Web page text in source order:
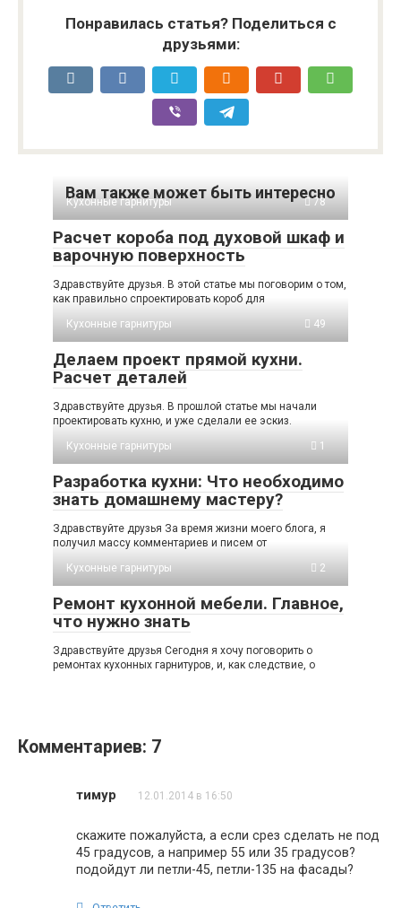
Понравилась статья? Поделиться с
друзьями:
Вам также может быть интересно
Кухонные гарнитуры 78
Расчет короба под духовой шкаф и
варочную поверхность
Здравствуйте друзья. В этой статье мы поговорим о том,
как правильно спроектировать короб для
Кухонные гарнитуры
49
Делаем проект прямой кухни.
Расчет деталей
Здравствуйте друзья. В прошлой статье мы начали
проектировать кухню, и уже сделали ее эскиз.
Кухонные гарнитуры
1
Разработка кухни: Что необходимо
знать домашнему мастеру?
Здравствуйте друзья За время жизни моего блога, я
получил массу комментариев и писем от
Кухонные гарнитуры
2
Ремонт кухонной мебели. Главное,
что нужно знать
Здравствуйте друзья Сегодня я хочу поговорить о
ремонтах кухонных гарнитуров, и, как следствие, о
Комментариев: 7
тимур 12.01.2014 в 16:50
скажите пожалуйста, а если срез сделать не под
45 градусов, а например 55 или 35 градусов?
подойдут ли петли-45, петли-135 на фасады?